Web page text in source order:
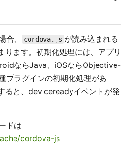
合、 cordova.js が読み込まれる
ります。初期化処理には、アプリ
ならJava、iOSならObjective-
プラグインの初期化処理があ
ると、devicereadyイベントが発
ドは
cordova-js